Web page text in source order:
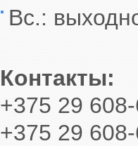
Вс.:
Контакты:
+375 29
+375 29